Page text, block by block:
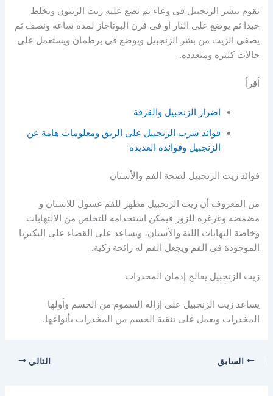
نقوم ببشر الزنجبيل في وعاء ثم نضع عليه زيت الزيتون ويخلط
جيدا ثم يوضع على النار أو فى فرن البوتاجاز لمدة ساعة ونصف ثم
يصفى الزيت من بشر الزنجبيل ويوضع فى برطمان ويستعمل على
حالات كثيره ومتعدده.
أقرأ
اضرار الزنجبيل والقرفة
فوائد شرب الزنجبيل على الريق ومعلومات هامة عن
الزنجبيل وفوائده العديدة
فوائد زيت الزنجبيل لصحة الفم والأسنان
من المعروف أن زيت الزنجبيل مطهر للفم غسول للاسنان و
مضمضه وغرغره للزور فيمكن استخدامه للتخلص من الالتهابات
وخاصة التهابات اللثة والأسنان، ويساعد على القضاء على البكتريا
الموجودة فى الفم ويجعل الفم له رائحة زكية.
زيت الزنجبيل يعالج إدمان المخدرات
يساعد زيت الزنجبيل على إزالة السموم من الجسم وأولها
المخدرات ويعمل على تنقية الجسم من المخدرات بأنواعها.
السابق التالي